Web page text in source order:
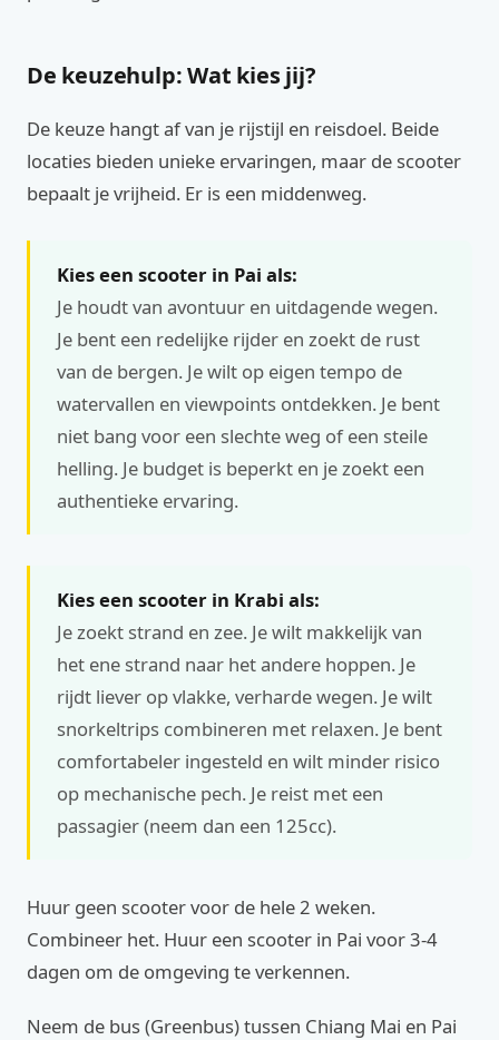
De keuzehulp: Wat kies jij?
De keuze hangt af van je rijstijl en reisdoel. Beide
locaties bieden unieke ervaringen, maar de scooter
bepaalt je vrijheid. Er is een middenweg.
Kies een scooter in Pai als:
Je houdt van avontuur en uitdagende wegen.
Je bent een redelijke rijder en zoekt de rust
van de bergen. Je wilt op eigen tempo de
watervallen en viewpoints ontdekken. Je bent
niet bang voor een slechte weg of een steile
helling. Je budget is beperkt en je zoekt een
authentieke ervaring.
Kies een scooter in Krabi als:
Je zoekt strand en zee. Je wilt makkelijk van
het ene strand naar het andere hoppen. Je
rijdt liever op vlakke, verharde wegen. Je wilt
snorkeltrips combineren met relaxen. Je bent
comfortabeler ingesteld en wilt minder risico
op mechanische pech. Je reist met een
passagier (neem dan een 125cc).
Huur geen scooter voor de hele 2 weken.
Combineer het. Huur een scooter in Pai voor 3-4
dagen om de omgeving te verkennen.
Neem de bus (Greenbus) tussen Chiang Mai en Pai